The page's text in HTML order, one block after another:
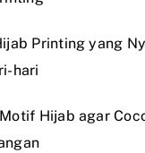
Printing yang
hari
Hijab agar